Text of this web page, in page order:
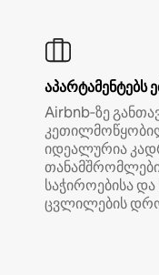
აპარტამენტებს
Airbnb‑ზე
იდეალურია
საჭიროებისა
ცვლილების